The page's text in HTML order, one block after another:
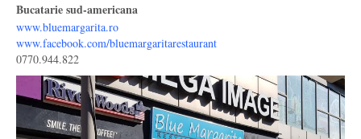
Bucatarie sud-americana
www.bluemargarita.ro
www.facebook.com/bluemargaritarestaurant
0770.944.822